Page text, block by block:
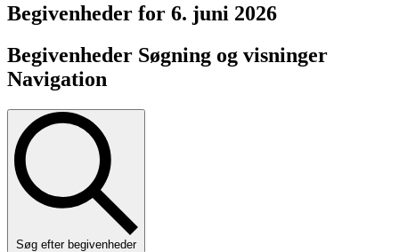
Begivenheder for 6. juni 2026
Begivenheder Søgning og visninger
Navigation
Søg efter begivenheder